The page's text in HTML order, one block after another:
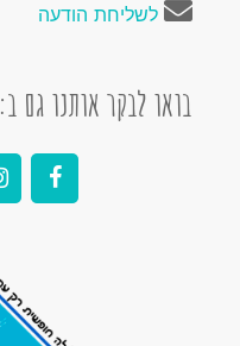
לשליחת הודעה
בואו לבקר אותנו גם ב: